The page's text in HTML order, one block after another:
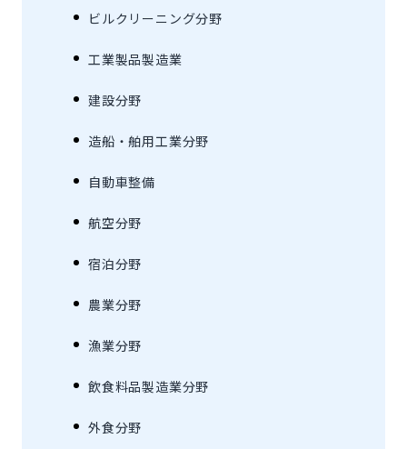
ビルクリーニング分野
‍工業製品製造業
建設分野‍
造船・舶用工業分野‍
自動車整備‍
航空分野‍
宿泊分野‍
農業分野‍
漁業分野‍
飲食料品製造業分野‍
外食分野‍